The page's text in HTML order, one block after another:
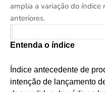
amplia a variação do índice
anteriores.
Entenda o índice
Índice antecedente de
intenção de lançamento